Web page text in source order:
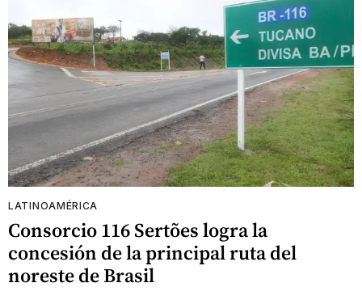
LATINOAMÉRICA
Consorcio 116 Sertões logra la
concesión de la principal ruta del
noreste de Brasil